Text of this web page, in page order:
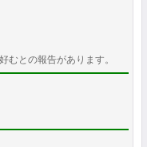
むとの報告があります。